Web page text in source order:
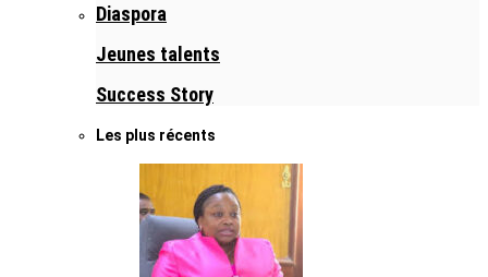
Diaspora
Jeunes talents
Success Story
Les plus récents